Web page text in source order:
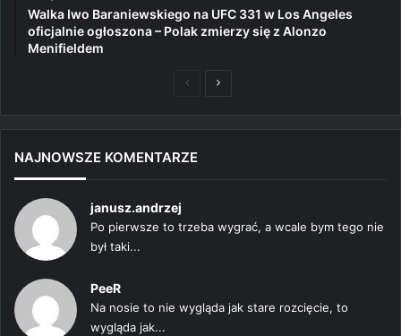
Walka Iwo Baraniewskiego na UFC 331 w Los Angeles
oficjalnie ogłoszona – Polak zmierzy się z Alonzo
Menifieldem
PoprzedniaNastępna
NAJNOWSZE KOMENTARZE
janusz.andrzej
Po pierwsze to trzeba wygrać, a wcale bym tego nie
był taki...
PeeR
Na nosie to nie wygląda jak stare rozcięcie, to
wygląda jak...